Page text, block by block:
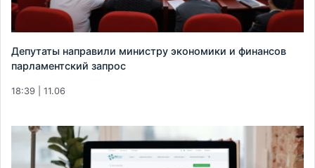
Депутаты направили министру экономики и финансов
парламентский запрос
18:39 | 11.06